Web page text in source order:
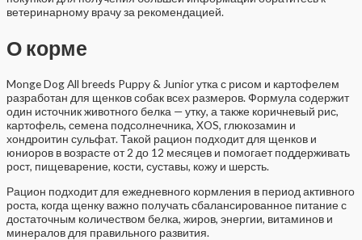
ветеринарному врачу за рекомендацией.
О корме
Monge Dog All breeds Puppy & Junior утка с рисом и картофелем
разработан для щенков собак всех размеров. Формула содержит
один источник животного белка — утку, а также коричневый рис,
картофель, семена подсолнечника, XOS, глюкозамин и
хондроитин сульфат. Такой рацион подходит для щенков и
юниоров в возрасте от 2 до 12 месяцев и помогает поддерживать
рост, пищеварение, кости, суставы, кожу и шерсть.
Рацион подходит для ежедневного кормления в период активного
роста, когда щенку важно получать сбалансированное питание с
достаточным количеством белка, жиров, энергии, витаминов и
минералов для правильного развития.